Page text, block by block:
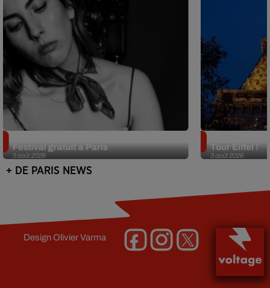
3 août 2026
Festival gratuit à Paris
3 août 2026
Tour Eiffel !
+ DE PARIS NEWS
DesignOlivier Varma